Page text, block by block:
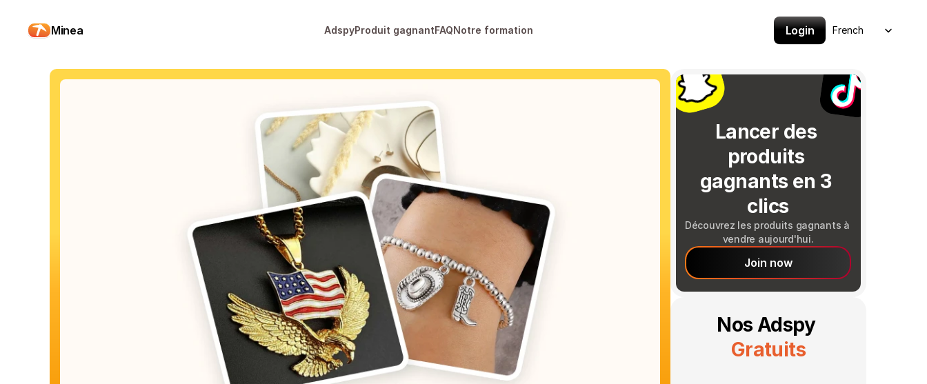
Minea AdspyProduit gagnantFAQNotre formation Login
Select Language
French
Lancer des
produits
gagnants en 3
clics
Découvrez les produits gagnants à
vendre aujourd'hui.
Join now
Nos Adspy
Gratuits